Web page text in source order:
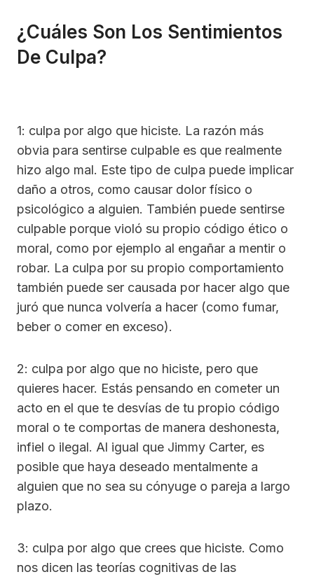
¿Cuáles Son Los Sentimientos
De Culpa?
1: culpa por algo que hiciste. La razón más
obvia para sentirse culpable es que realmente
hizo algo mal. Este tipo de culpa puede implicar
daño a otros, como causar dolor físico o
psicológico a alguien. También puede sentirse
culpable porque violó su propio código ético o
moral, como por ejemplo al engañar a mentir o
robar. La culpa por su propio comportamiento
también puede ser causada por hacer algo que
juró que nunca volvería a hacer (como fumar,
beber o comer en exceso).
2: culpa por algo que no hiciste, pero que
quieres hacer. Estás pensando en cometer un
acto en el que te desvías de tu propio código
moral o te comportas de manera deshonesta,
infiel o ilegal. Al igual que Jimmy Carter, es
posible que haya deseado mentalmente a
alguien que no sea su cónyuge o pareja a largo
plazo.
3: culpa por algo que crees que hiciste. Como
nos dicen las teorías cognitivas de las